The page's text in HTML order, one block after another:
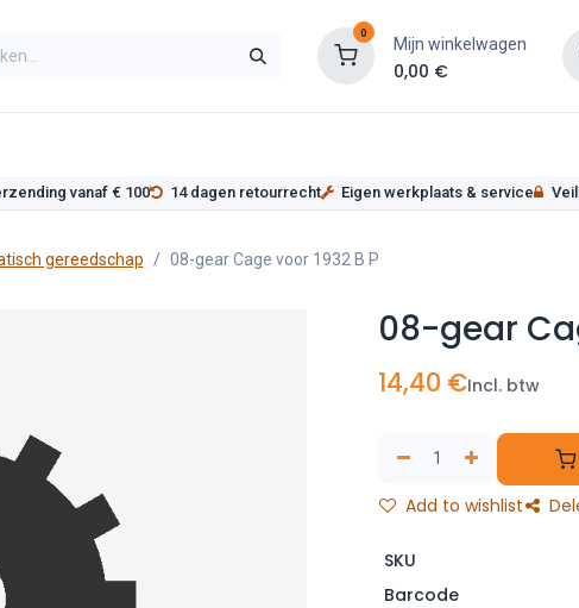
0
Mijn winkelwagen
0,00 €
vanaf € 100 14 dagen retourrecht Eigen werkplaats & service
gereedschap 08-gear Cage voor 1932 B P
08-gear
14,40 €Incl. btw
Add to wishlist
SKU
Barcode